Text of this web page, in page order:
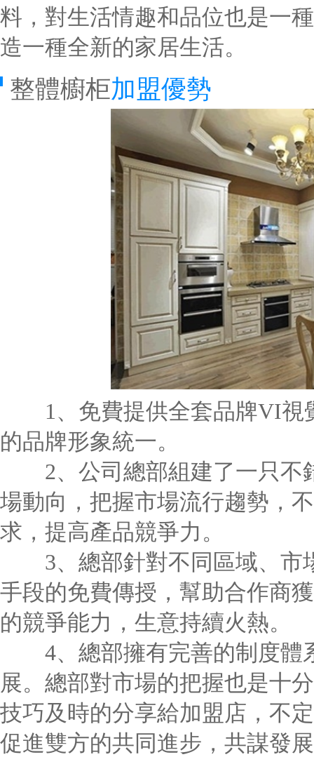
料，對生活情趣和品位也是一
造一種全新的家居生活。
整體櫥柜加盟優勢
1、免費提供全套品牌VI視
的品牌形象統一。
2、公司總部組建了一只不
場動向，把握市場流行趨勢，
求，提高產品競爭力。
3、總部針對不同區域、市
手段的免費傳授，幫助合作商
的競爭能力，生意持續火熱。
4、總部擁有完善的制度體
展。總部對市場的把握也是十
技巧及時的分享給加盟店，不
促進雙方的共同進步，共謀發